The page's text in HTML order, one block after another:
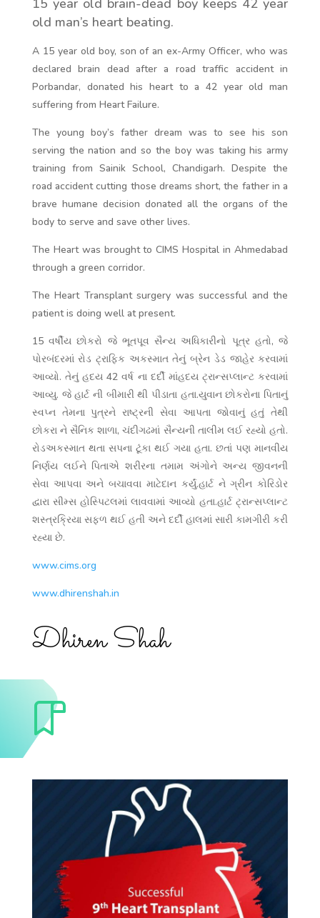
15 year old brain-dead boy keeps 42 year
old man’s heart beating.
A 15 year old boy, son of an ex-Army Officer, who was
declared brain dead after a road traffic accident in
Porbandar, donated his heart to a 42 year old man
suffering from Heart Failure.
The young boy’s father dream was to see his son
serving the nation and so the boy was taking his army
training from Sainik School, Chandigarh. Despite the
road accident cutting those dreams short, the father in a
brave humane decision donated all the organs of the
body to serve and save other lives.
The Heart was brought to CIMS Hospital in Ahmedabad
through a green corridor.
The Heart Transplant surgery was successful and the
patient is doing well at present.
15 વર્ષીય છોકરો જે ભૂતપૂવ સૈન્ય અધિકારીનો પૂત્ર હતો, જે
પોરબંદરમાં રોડ ટ્રાફિક અકસ્માત તેનું બ્રેન ડેડ જાહેર કરવામાં
આવ્યો. તેનું હદય 42 વર્ષ ના દર્દી માંહદય ટ્રાન્સપ્લાન્ટ કરવામાં
આવ્યુ. જે હાર્ટ ની બીમારી થી પીડાતા હતા.યુવાન છોકરોના પિતાનું
સ્વપ્ન તેમના પુત્રને રાષ્ટ્રની સેવા આપતા જોવાનું હતું તેથી
છોકરા ને સૈનિક શાળા, ચંદીગઢમાં સૈન્યની તાલીમ લઈ રહ્યો હતો.
રોડઅકસ્માત થતા સપના ટૂંકા થઈ ગયા હતા. છતાં પણ માનવીય
નિર્ણય લઈને પિતાએ શરીરના તમામ અંગોને અન્ય જીવનની
સેવા આપવા અને બચાવવા માટેદાન કર્યું.હાર્ટ ને ગ્રીન કોરિડોર
દ્વારા સીમ્સ હોસ્પિટલમાં લાવવામાં આવ્યો હતા.હાર્ટ ટ્રાન્સપ્લાન્ટ
શસ્ત્રક્રિયા સફળ થઈ હતી અને દર્દી હાલમાં સારી કામગીરી કરી
રહ્યા છે.
www.cims.org
www.dhirenshah.in
Dhiren Shah